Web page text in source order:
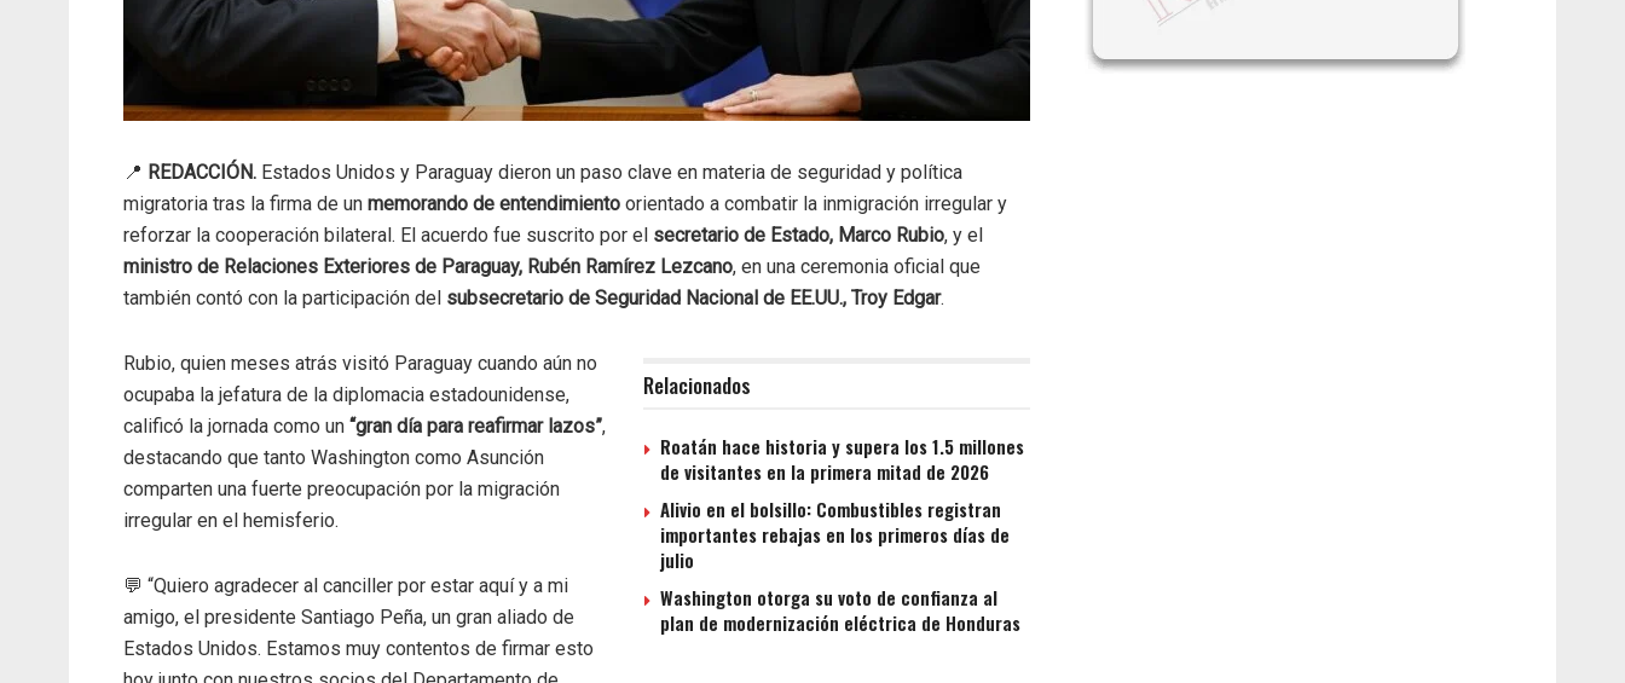
📍 REDACCIÓN. Estados Unidos y Paraguay dieron un paso clave en materia de seguridad y política
migratoria tras la firma de un memorando de entendimiento orientado a combatir la inmigración irregular y
reforzar la cooperación bilateral. El acuerdo fue suscrito por el secretario de Estado, Marco Rubio, y el
ministro de Relaciones Exteriores de Paraguay, Rubén Ramírez Lezcano, en una ceremonia oficial que
también contó con la participación del subsecretario de Seguridad Nacional de EE.UU., Troy Edgar.
Relacionados
Roatán hace historia y supera los 1.5 millones
de visitantes en la primera mitad de 2026
Alivio en el bolsillo: Combustibles registran
importantes rebajas en los primeros días de
julio
Washington otorga su voto de confianza al
plan de modernización eléctrica de Honduras
Rubio, quien meses atrás visitó Paraguay cuando aún no
ocupaba la jefatura de la diplomacia estadounidense,
calificó la jornada como un “gran día para reafirmar lazos”,
destacando que tanto Washington como Asunción
comparten una fuerte preocupación por la migración
irregular en el hemisferio.
💬 “Quiero agradecer al canciller por estar aquí y a mi
amigo, el presidente Santiago Peña, un gran aliado de
Estados Unidos. Estamos muy contentos de firmar esto